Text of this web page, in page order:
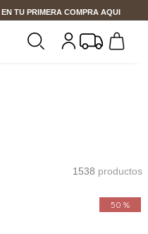
TU PRIMERA COMPRA AQUI
1538 productos
50 %